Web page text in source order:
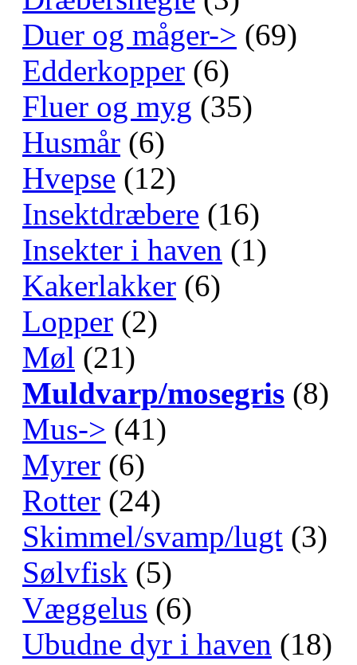
Duer og måger-> (69)
Edderkopper (6)
Fluer og myg (35)
Husmår (6)
Hvepse (12)
Insektdræbere (16)
Insekter i haven (1)
Kakerlakker (6)
Lopper (2)
Møl (21)
Muldvarp/mosegris (8)
Mus-> (41)
Myrer (6)
Rotter (24)
Skimmel/svamp/lugt (3)
Sølvfisk (5)
Væggelus (6)
Ubudne dyr i haven (18)